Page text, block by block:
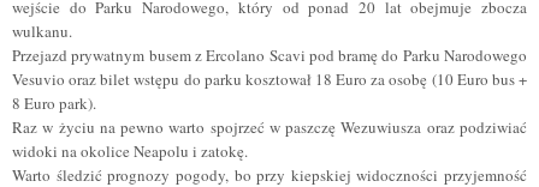
wejście do Parku Narodowego, który od ponad 20 lat obejmuje zbocza
wulkanu.
Przejazd prywatnym busem z Ercolano Scavi pod bramę do Parku Narodowego
Vesuvio oraz bilet wstępu do parku kosztował 18 Euro za osobę (10 Euro bus +
8 Euro park).
Raz w życiu na pewno warto spojrzeć w paszczę Wezuwiusza oraz podziwiać
widoki na okolice Neapolu i zatokę.
Warto śledzić prognozy pogody, bo przy kiepskiej widoczności przyjemność